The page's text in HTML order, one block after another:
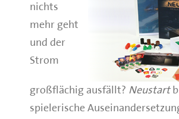
nichts
mehr geht
und der
Strom
großflächig ausfällt? Neustart
spielerische